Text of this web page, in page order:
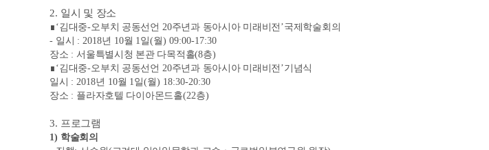
2. 일시 및 장소
∎ ‘김대중-오부치 공동선언 20주년과 동아시아 미래비전 ’국제학술회의
- 일시 : 2018년 10월 1일(월) 09:00-17:30
장소 :서울특별시청 본관 다목적홀(8층)
∎ ‘김대중-오부치 공동선언 20주년과 동아시아 미래비전 ’기념식
일시 : 2018년 10월 1일(월) 18:30-20:30
장소 : 플라자호텔 다이아몬드홀(22층)
3. 프로그램
1) 학술회의